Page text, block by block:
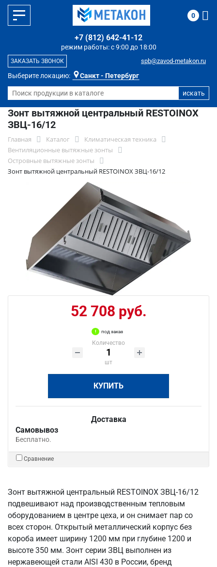
Выберите локацию: Санкт - Петербург
режим работы: с 9:00 до 18:00
+7 (812) 642-41-12
spb@zavod-metakon.ru
ЗАКАЗАТЬ ЗВОНОК
0
Зонт вытяжной центральный RESTOINOX
ЗВЦ-16/12
Главная Каталог
Климатическая техника
Вентиляционные вытяжные зонты
Островные вытяжные зонты
Зонт вытяжной центральный RESTOINOX ЗВЦ-16/12
52 708 руб.
под заказ
Количество
шт
КУПИТЬ
Доставка
Самовывоз
Бесплатно.
Сравнение
Зонт вытяжной центральный RESTOINOX ЗВЦ-16/12
подвешивают над производственным тепловым
оборудованием в центре цеха, и он снимает пар со
всех сторон. Открытый металлический корпус без
короба имеет ширину 1200 мм при глубине 1200 и
высоте 350 мм. Зонт серии ЗВЦ выполнен из
нержавеющей стали AISI 430 в России, бренд